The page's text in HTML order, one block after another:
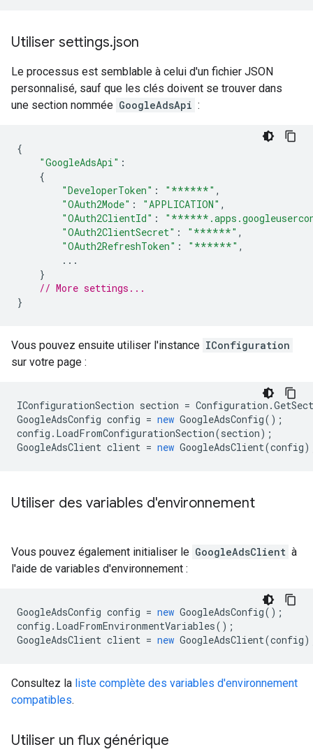
Utiliser settings.json
Le processus est semblable à celui d'un fichier JSON
personnalisé, sauf que les clés doivent se trouver dans
une section nommée GoogleAdsApi :
{
"GoogleAdsApi" :
{
"DeveloperToken" : "******" ,
"OAuth2Mode" : "APPLICATION" ,
"OAuth2ClientId" :
"OAuth2ClientSecret" : "******" ,
"OAuth2RefreshToken" : "******" ,
...
}
// More settings...
}
Vous pouvez ensuite utiliser l'instance IConfiguration
sur votre page :
IConfigurationSection section = Configuration .
GoogleAdsConfig config = new GoogleAdsConfig();
config . LoadFromConfigurationSection(section);
GoogleAdsClient client = new GoogleAdsClient(config
Utiliser des variables d'environnement
Vous pouvez également initialiser le GoogleAdsClient à
l'aide de variables d'environnement :
GoogleAdsConfig config = new GoogleAdsConfig();
config . LoadFromEnvironmentVariables();
GoogleAdsClient client = new GoogleAdsClient(config
Consultez la liste complète des variables d'environnement
compatibles.
Utiliser un flux générique